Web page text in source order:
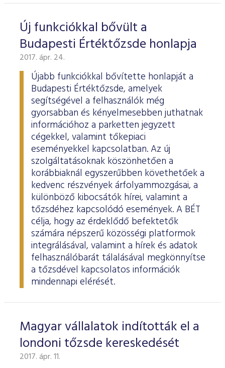
Új funkciókkal bővült a
Budapesti Értéktőzsde honlapja
2017. ápr. 24.
Újabb funkciókkal bővítette honlapját a
Budapesti Értéktőzsde, amelyek
segítségével a felhasználók még
gyorsabban és kényelmesebben juthatnak
információhoz a parketten jegyzett
cégekkel, valamint tőkepiaci
eseményekkel kapcsolatban. Az új
szolgáltatásoknak köszönhetően a
korábbiaknál egyszerűbben követhetőek a
kedvenc részvények árfolyammozgásai, a
különböző kibocsátók hírei, valamint a
tőzsdéhez kapcsolódó események. A BÉT
célja, hogy az érdeklődő befektetők
számára népszerű közösségi platformok
integrálásával, valamint a hírek és adatok
felhasználóbarát tálalásával megkönnyítse
a tőzsdével kapcsolatos információk
mindennapi elérését.
Magyar vállalatok indították el a
londoni tőzsde kereskedését
2017. ápr. 11.